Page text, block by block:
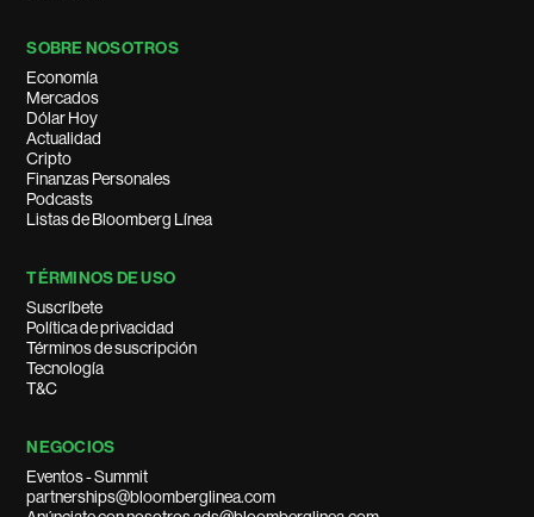
SOBRE NOSOTROS
Economía
Mercados
Dólar Hoy
Actualidad
Cripto
Finanzas Personales
Podcasts
Listas de Bloomberg Línea
TÉRMINOS DE USO
Suscríbete
Política de privacidad
Términos de suscripción
Tecnología
T&C
NEGOCIOS
Eventos - Summit
partnerships@bloomberglinea.com